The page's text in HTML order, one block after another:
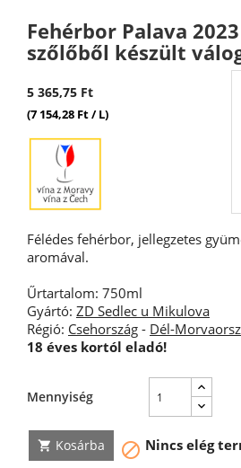
Fehérbor Palava
szőlőből készült
5 365,75 Ft
(7 154,28 Ft / L)
Félédes fehérbor, jellegzetes
aromával.
Űrtartalom: 750ml
Gyártó: ZD Sedlec u Mikulova
Régió: Csehország - Dél-
18 éves kortól eladó!
Mennyiség
 Kosárba  Nincs elég